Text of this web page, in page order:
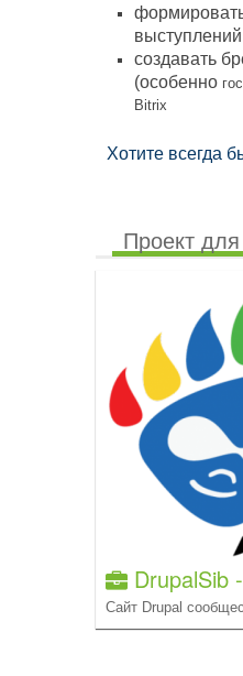
создавать
(особенно
Bitrix
Хотите всегда
Проект
DrupalSib
Сайт Drupal